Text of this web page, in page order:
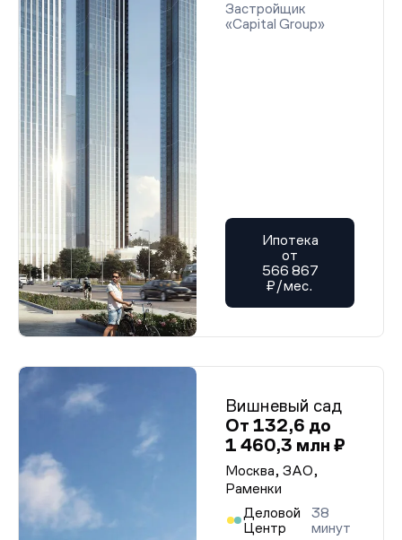
Застройщик
«Capital Group»
Ипотека
от
566 867
₽/мес.
Вишневый сад
От 132,6 до
1 460,3 млн ₽
Москва, ЗАО,
Раменки
Деловой
Центр
38
минут